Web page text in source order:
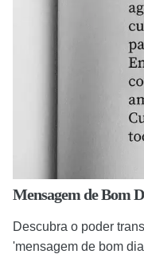
Mensagem de Bom
Descubra o poder
'mensagem de bom